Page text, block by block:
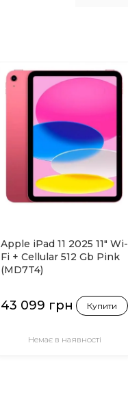
Apple iPad 11 2025 11" Wi-
Fi + Cellular 512 Gb Pink
(MD7T4)
43 099 грн Купити
Немає в наявності